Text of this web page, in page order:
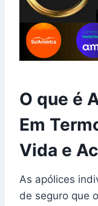
O que é
Em
Vida e
As apólices
de seguro que